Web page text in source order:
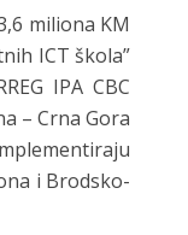
miliona KM
ICT škola”
IPA CBC
– Crna Gora
i Brodsko-